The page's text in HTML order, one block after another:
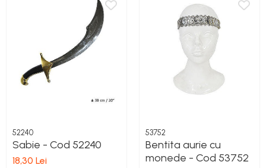
52240
Sabie - Cod 52240
18,30 Lei
53752
Bentita aurie cu
monede - Cod 53752